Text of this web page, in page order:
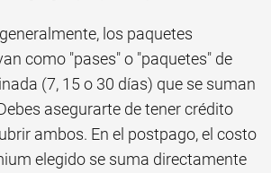
los paquetes
como "pases" o "paquetes" de
(7, 15 o 30 días) que se suman
asegurarte de tener crédito
ambos. En el postpago, el costo
elegido se suma directamente